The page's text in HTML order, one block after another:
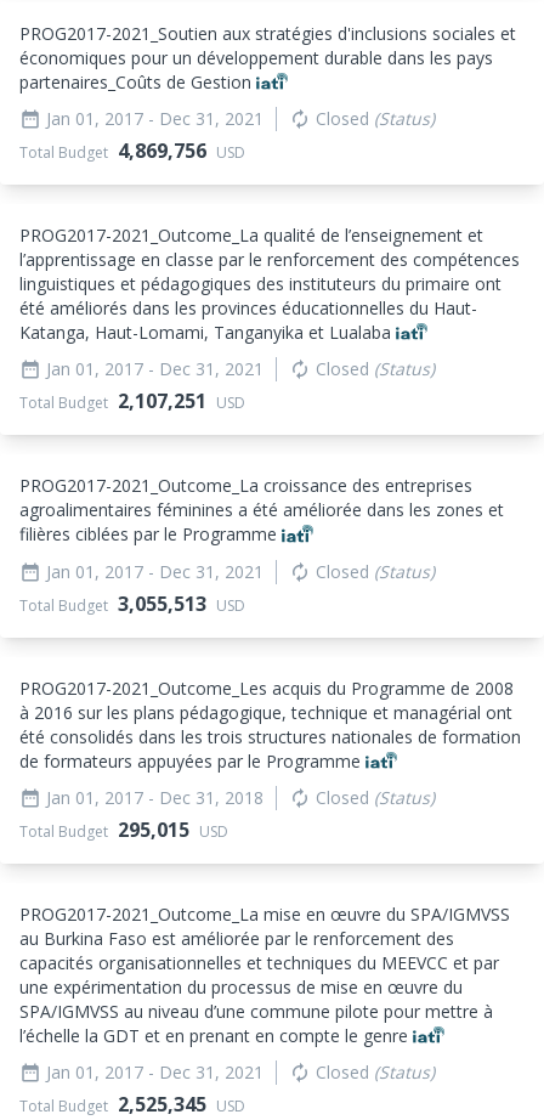
PROG2017-2021_ Soutien aux stratégies d'inclusions sociales et
économiques pour un développement durable dans les pays
partenaires_ Coûts de Gestion
date_range Jan 01, 2017 - Dec 31, 2021 autorenew Closed (Status)
Total Budget 4,869,756 USD
PROG2017-2021_ Outcome_ La qualité de l’enseignement et
l’apprentissage en classe par le renforcement des compétences
linguistiques et pédagogiques des instituteurs du primaire ont
été améliorés dans les provinces éducationnelles du Haut-
Katanga, Haut-Lomami, Tanganyika et Lualaba
date_range Jan 01, 2017 - Dec 31, 2021 autorenew Closed (Status)
Total Budget 2,107,251 USD
PROG2017-2021_ Outcome_ La croissance des entreprises
agroalimentaires féminines a été améliorée dans les zones et
filières ciblées par le Programme
date_range Jan 01, 2017 - Dec 31, 2021 autorenew Closed (Status)
Total Budget 3,055,513 USD
PROG2017-2021_ Outcome_ Les acquis du Programme de 2008
à 2016 sur les plans pédagogique, technique et managérial ont
été consolidés dans les trois structures nationales de formation
de formateurs appuyées par le Programme
date_range Jan 01, 2017 - Dec 31, 2018 autorenew Closed (Status)
Total Budget 295,015 USD
PROG2017-2021_ Outcome_ La mise en œuvre du SPA/IGMVSS
au Burkina Faso est améliorée par le renforcement des
capacités organisationnelles et techniques du MEEVCC et par
une expérimentation du processus de mise en œuvre du
SPA/IGMVSS au niveau d’une commune pilote pour mettre à
l’échelle la GDT et en prenant en compte le genre
date_range Jan 01, 2017 - Dec 31, 2021 autorenew Closed (Status)
Total Budget 2,525,345 USD